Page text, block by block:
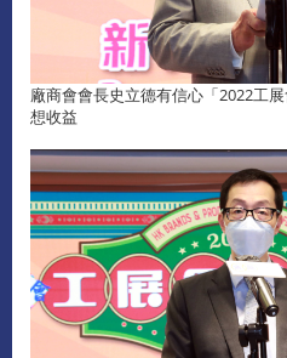
廠商會會長史立德有信心「2022工
想收益